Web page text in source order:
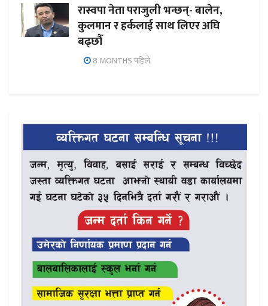
रास्वपा नेता पराजुली भन्छन्- बालेन,
कुलमान र हर्कलाई साथ लिएर अघि
बढ्छौँ
8 MONTHS पहिले